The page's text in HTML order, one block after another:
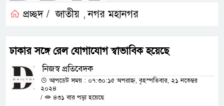
প্রচ্ছদ / জাতীয় ,নগর মহানগর
ঢাকার সঙ্গে রেল যোগাযোগ স্বাভাবিক হয়েছে
নিজস্ব প্রতিবেদক
আপডেট সময় : ০৭:৩০:১৫ অপরাহ্ন, বৃহস্পতিবার, ২১ নভেম্বর
২০২৪
/
৪৩১ বার পড়া হয়েছে